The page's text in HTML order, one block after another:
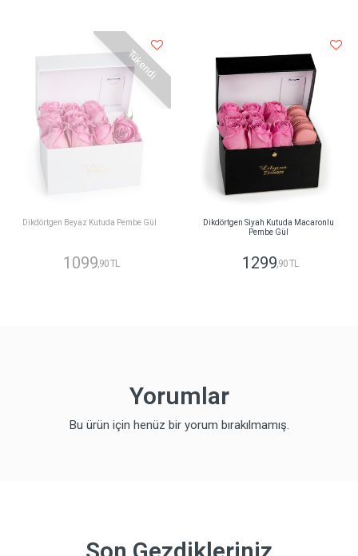
Tükendi
Dikdörtgen Beyaz Kutuda Pembe Gül
1099,90 TL
Dikdörtgen Siyah Kutuda Macaronlu
Pembe Gül
1299,90 TL
Yorumlar
Bu ürün için henüz bir yorum bırakılmamış.